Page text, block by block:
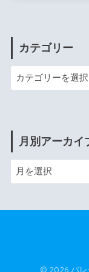
カテゴリー
月別アーカイ
© 2026 バ